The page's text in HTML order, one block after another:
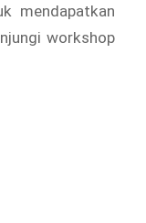
mendapatkan
workshop